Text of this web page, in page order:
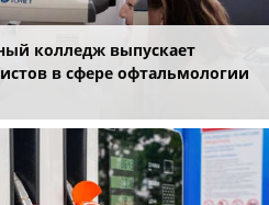
колледж выпускает
в сфере офтальмологии